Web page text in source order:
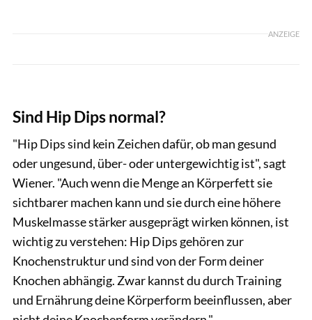
ANZEIGE
Sind Hip Dips normal?
"Hip Dips sind kein Zeichen dafür, ob man gesund
oder ungesund, über- oder untergewichtig ist", sagt
Wiener. "Auch wenn die Menge an Körperfett sie
sichtbarer machen kann und sie durch eine höhere
Muskelmasse stärker ausgeprägt wirken können, ist
wichtig zu verstehen: Hip Dips gehören zur
Knochenstruktur und sind von der Form deiner
Knochen abhängig. Zwar kannst du durch Training
und Ernährung deine Körperform beeinflussen, aber